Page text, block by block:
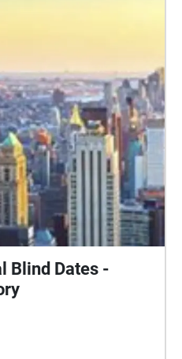
Blind Dates -